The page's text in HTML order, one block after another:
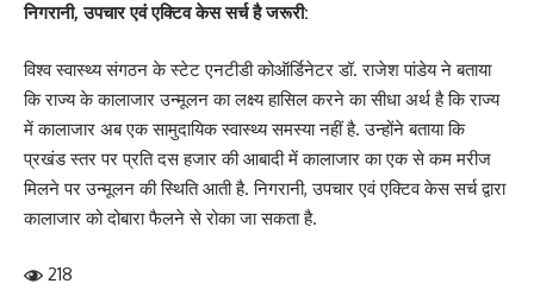
निगरानी, उपचार एवं एक्टिव केस सर्च है जरूरी:
विश्व स्वास्थ्य संगठन के स्टेट एनटीडी कोऑर्डिनेटर डॉ. राजेश पांडेय ने बताया
कि राज्य के कालाजार उन्मूलन का लक्ष्य हासिल करने का सीधा अर्थ है कि राज्य
में कालाजार अब एक सामुदायिक स्वास्थ्य समस्या नहीं है. उन्होंने बताया कि
प्रखंड स्तर पर प्रति दस हजार की आबादी में कालाजार का एक से कम मरीज
मिलने पर उन्मूलन की स्थिति आती है. निगरानी, उपचार एवं एक्टिव केस सर्च द्वारा
कालाजार को दोबारा फैलने से रोका जा सकता है.
218